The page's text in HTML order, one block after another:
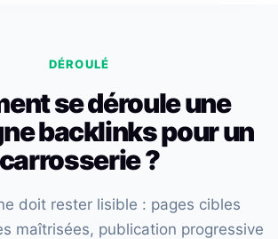
DÉROULÉ
se déroule une
backlinks pour un
carrosserie ?
doit rester lisible : pages cibles
maîtrisées, publication progressive